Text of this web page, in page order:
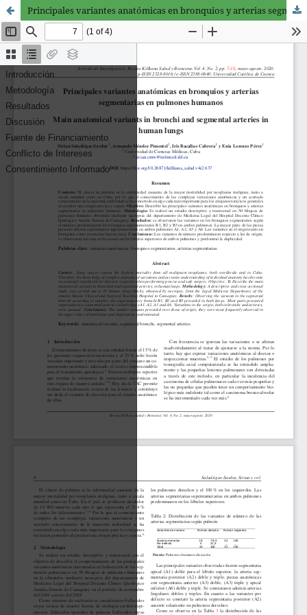
Principales variantes anatómicas en bronquios y arterias segmentarias en pulmones humanos